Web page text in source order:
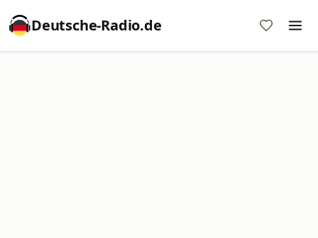
Deutsche-Radio.de